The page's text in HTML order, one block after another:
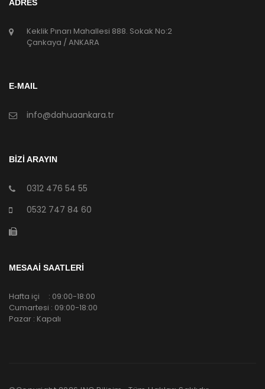
ADRES
Keklik Pınarı Mahallesi 888. Sokak No:2
Çankaya / ANKARA
E-MAIL
info@dahuaankara.tr
BİZİ ARAYIN
0312 476 54 55
0532 747 84 60
MESAAİ SAATLERİ
Hafta içi : 09:00-18:00
Cumartesi : 09:00-18:00
Pazar : Kapalı